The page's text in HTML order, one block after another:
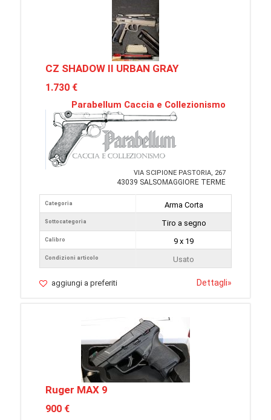
CZ SHADOW II URBAN GRAY
1.730 €
Parabellum Caccia e Collezionismo
VIA SCIPIONE PASTORIA, 267
43039 SALSOMAGGIORE TERME
Categoria
Sottocategoria
Calibro
Condizioni articolo
Arma Corta
Tiro a segno
9 x 19
Usato
aggiungi a preferiti Dettagli»
Ruger MAX 9
900 €